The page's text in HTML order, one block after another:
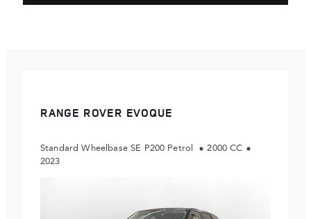
RANGE ROVER EVOQUE
Standard Wheelbase SE P200 Petrol
2000 CC
2023